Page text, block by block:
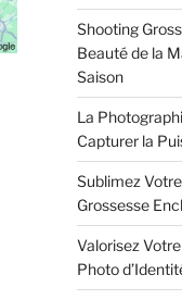
Shooting
Beauté de la
Saison
La
Capturer la
Sublimez
Grossesse
Valorisez
Photo